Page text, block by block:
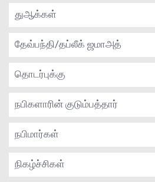
துஆக்கள்
தேவ்பந்தி/தப்லீக் ஜமாஅத்
தொடர்புக்கு
நபிகளாரின் குடும்பத்தார்
நபிமார்கள்
நிகழ்ச்சிகள்